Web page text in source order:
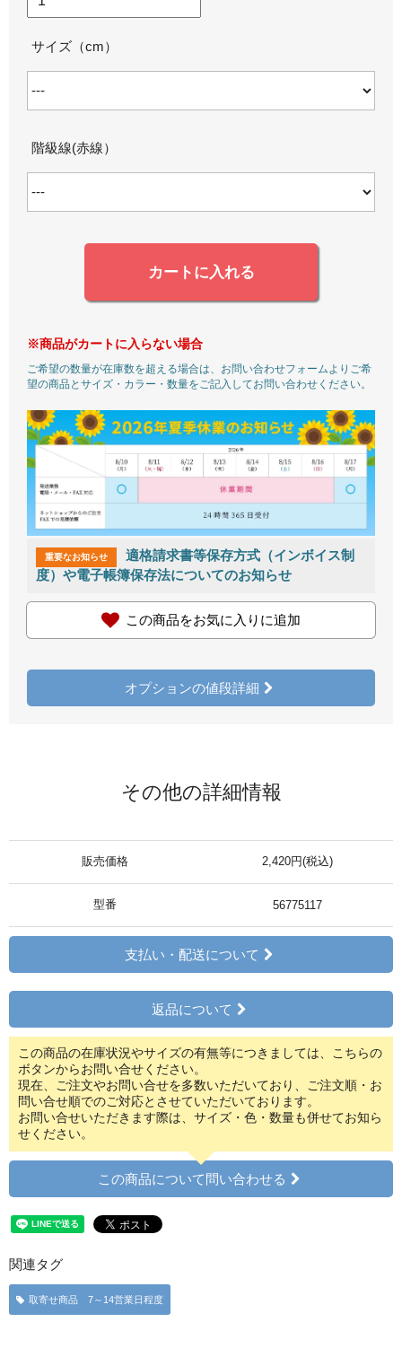
サイズ（cm）
階級線(赤線）
カートに入れる
※商品がカートに入らない場合
ご希望の数量が在庫数を超える場合は、お問い合わせフォームよりご希
望の商品とサイズ・カラー・数量をご記入してお問い合わせください。
重要なお知らせ
適格請求書等保存方式（インボイス制
度）や電子帳簿保存法についてのお知らせ
この商品をお気に入りに追加
オプションの値段詳細
その他の詳細情報
販売価格 2,420円(税込)
型番 56775117
支払い・配送について
返品について
この商品の在庫状況やサイズの有無等につきましては、こちらの
ボタンからお問い合せください。
現在、ご注文やお問い合せを多数いただいており、ご注文順・お
問い合せ順でのご対応とさせていただいております。
お問い合せいただきます際は、サイズ・色・数量も併せてお知ら
せください。
この商品について問い合わせる
関連タグ
取寄せ商品 7～14営業日程度